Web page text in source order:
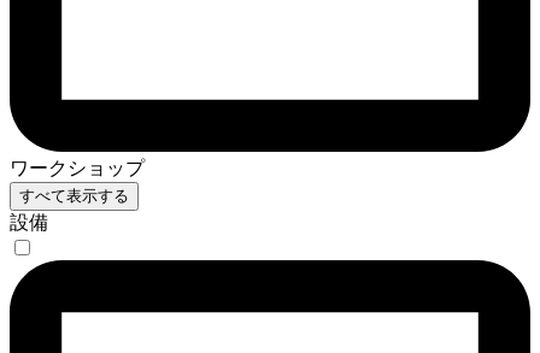
ワークショップ
すべて表示する
設備